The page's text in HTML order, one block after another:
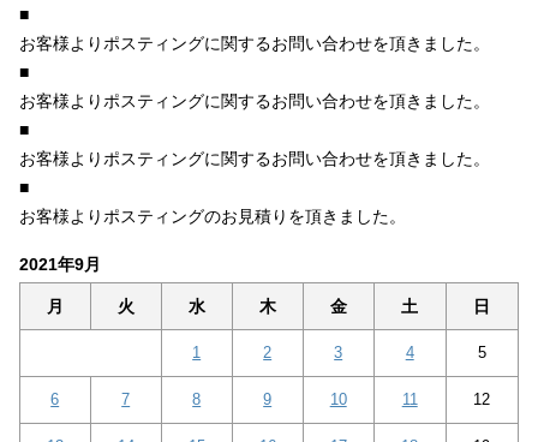
■
お客様よりポスティングに関するお問い合わせを頂きました。
■
お客様よりポスティングに関するお問い合わせを頂きました。
■
お客様よりポスティングに関するお問い合わせを頂きました。
■
お客様よりポスティングのお見積りを頂きました。
2021年9月
月 火 水 木 金 土 日
1 2 3 4 5
6 7 8 9 10 11 12